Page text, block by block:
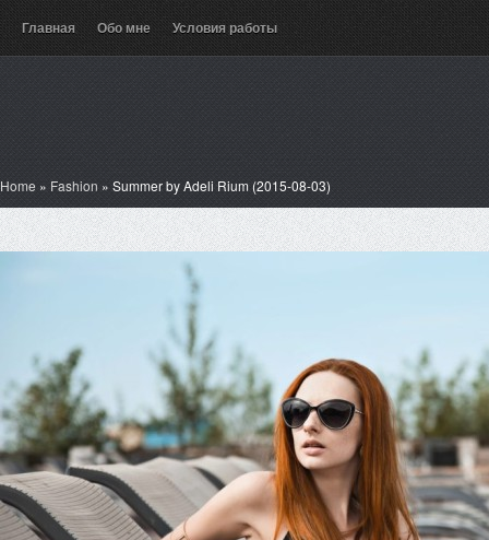
Главная Обо мне Условия работы
Home » Fashion » Summer by Adeli Rium (2015-08-03)